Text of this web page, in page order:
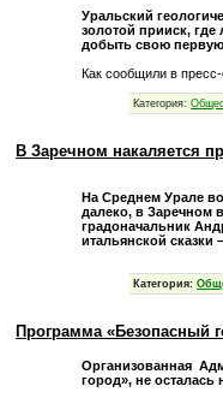
Уральский
золотой прииск,
добыть свою
Как сообщили в
Категория:
В Заречном накаляется
На Среднем Урале
далеко, в Заречном
градоначальник
итальянской сказки
Категория:
Программа «Безопасный
Организованная
город», не осталась